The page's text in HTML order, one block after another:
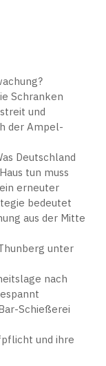
Schranken
und
der Ampel-
Deutschland
tun muss
erneuter
bedeutet
aus der Mitte
unter
nach
Schießerei
und ihre